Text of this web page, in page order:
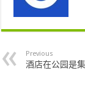
Previous
酒店在公园是